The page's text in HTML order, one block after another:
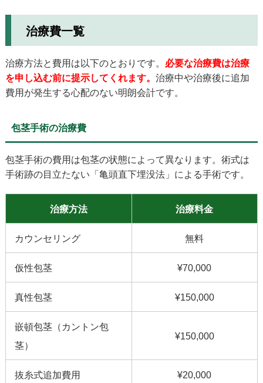
治療費一覧
治療方法と費用は以下のとおりです。 必要な治療費は治療
を申し込む前に提示してくれます。 治療中や治療後に追加
費用が発生する心配のない明朗会計です。
包茎手術の治療費
包茎手術の費用は包茎の状態によって異なります。術式は
手術跡の目立たない「亀頭直下埋没法」による手術です。
治療方法 治療料金
カウンセリング 無料
仮性包茎 ¥70,000
真性包茎 ¥150,000
嵌頓包茎（カントン包
茎）
¥150,000
抜糸式追加費用 ¥20,000